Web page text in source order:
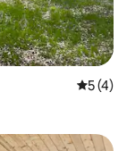
5 de
5 (4)